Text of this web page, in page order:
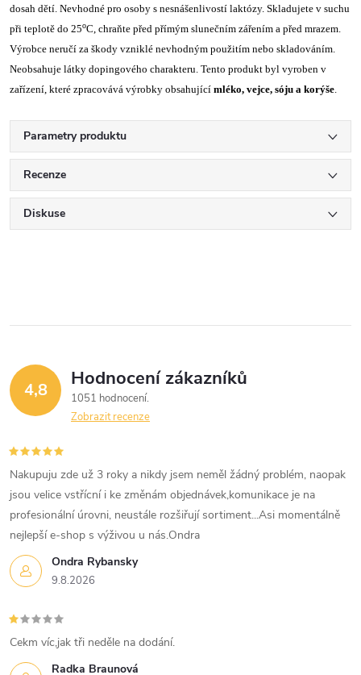
dosah dětí. Nevhodné pro osoby s nesnášenlivostí laktózy. Skladujete v suchu
při teplotě do 25oC, chraňte před přímým slunečním zářením a před mrazem.
Výrobce neručí za škody vzniklé nevhodným použitím nebo skladováním.
Neobsahuje látky dopingového charakteru. Tento produkt byl vyroben v
zařízení, které zpracovává výrobky obsahující mléko, vejce, sóju a korýše
Parametry produktu
Recenze
Diskuse
4,8 Hodnocení zákazníků
1051 hodnocení
Zobrazit recenze
Ondra Rybansky
9.8.2026
Nakupuju zde už 3 roky a nikdy jsem neměl žádný problém, naopak
jsou velice vstřícní i ke změnám objednávek,komunikace je na
profesionální úrovni, neustále rozšiřují sortiment...Asi momentálně
nejlepší e-shop s výživou u nás.Ondra
Radka Braunová
Cekm víc,jak tři neděle na dodání.